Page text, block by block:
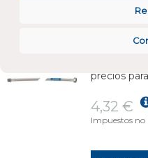
Añade al
precios
4,32 €
Impuestos no